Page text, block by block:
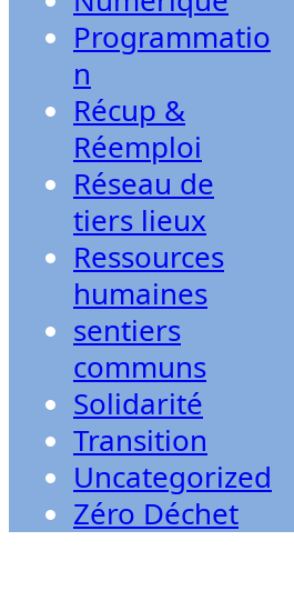
Programmatio
n
Récup &
Réemploi
Réseau de
tiers lieux
Ressources
humaines
sentiers
communs
Solidarité
Transition
Uncategorized
Zéro Déchet